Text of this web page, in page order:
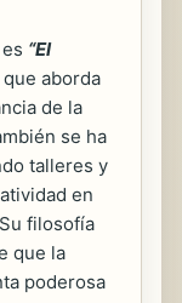
“El
aborda
de la
se ha
talleres y
en
filosofía
que la
poderosa